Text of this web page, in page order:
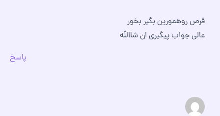
قرص روهمورین بگیر بخور
عالی جواب پیگیری ان شاالله
پاسخ